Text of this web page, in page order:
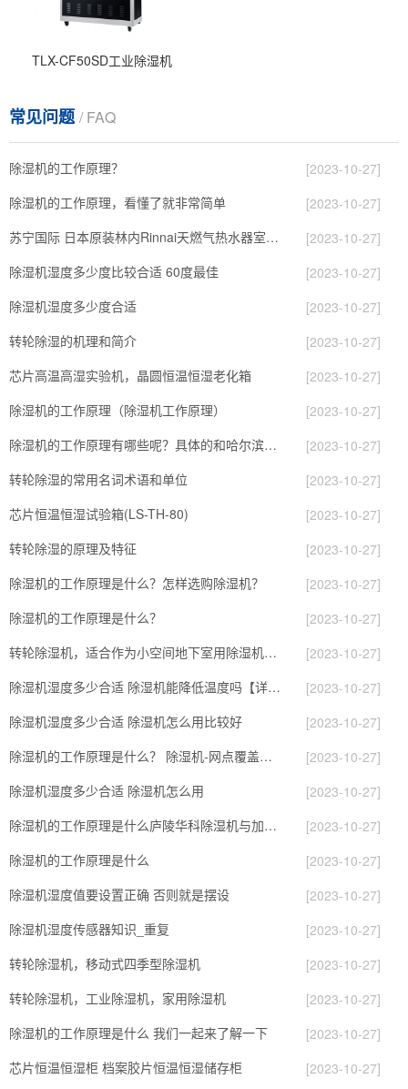
TLX-CF50SD工业除湿机
常见问题/ FAQ
除湿机的工作原理？
[2023-10-27]
除湿机的工作原理，看懂了就非常简单
[2023-10-27]
苏宁国际 日本原装林内Rinnai天燃气热水器室内外机20L24升恒温0冷水循环泵RUF-A2005AU(B)
[2023-10-27]
除湿机湿度多少度比较合适 60度最佳
[2023-10-27]
除湿机湿度多少度合适
[2023-10-27]
转轮除湿的机理和简介
[2023-10-27]
芯片高温高湿实验机，晶圆恒温恒湿老化箱
[2023-10-27]
除湿机的工作原理（除湿机工作原理）
[2023-10-27]
除湿机的工作原理有哪些呢？具体的和哈尔滨除湿机了解一下吧！
[2023-10-27]
转轮除湿的常用名词术语和单位
[2023-10-27]
芯片恒温恒湿试验箱(LS-TH-80)
[2023-10-27]
转轮除湿的原理及特征
[2023-10-27]
除湿机的工作原理是什么？怎样选购除湿机？
[2023-10-27]
除湿机的工作原理是什么？
[2023-10-27]
转轮除湿机，适合作为小空间地下室用除湿机使用么？
[2023-10-27]
除湿机湿度多少合适 除湿机能降低温度吗【详解】
[2023-10-27]
除湿机湿度多少合适 除湿机怎么用比较好
[2023-10-27]
除湿机的工作原理是什么？ 除湿机-网点覆盖全国-专
[2023-10-27]
除湿机湿度多少合适 除湿机怎么用
[2023-10-27]
除湿机的工作原理是什么庐陵华科除湿机与加热器除湿有什么区别
[2023-10-27]
除湿机的工作原理是什么
[2023-10-27]
除湿机湿度值要设置正确 否则就是摆设
[2023-10-27]
除湿机湿度传感器知识_重复
[2023-10-27]
转轮除湿机，移动式四季型除湿机
[2023-10-27]
转轮除湿机，工业除湿机，家用除湿机
[2023-10-27]
除湿机的工作原理是什么 我们一起来了解一下
[2023-10-27]
芯片恒温恒湿柜 档案胶片恒温恒湿储存柜
[2023-10-27]